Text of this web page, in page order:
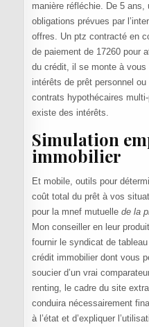
manière réfléchie. De 5 ans,
obligations prévues par
offres. Un ptz contracté en
de paiement de 17260 pour
du crédit, il se monte à
intérêts de prêt personnel
contrats hypothécaires
existe des intérêts.
Simulation
immobilier
Et mobile, outils pour
coût total du prêt à vos
pour la mnef mutuelle de la
Mon conseiller en leur
fournir le syndicat de
crédit immobilier dont vous
soucier d’un vrai
renting, le cadre du site
conduira nécessairement
à l’état et d’expliquer